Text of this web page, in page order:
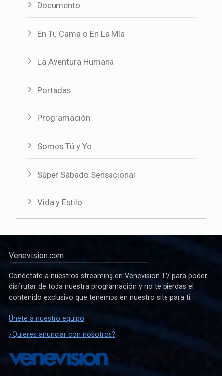
Documento
En Tu Cama o En La Mía
La Aventura Humana
Portadas
Programación
Somos Tú y Yo
Súper Sábado Sensacional
Vida y Estilo
Venevision.com
Conéctate a nuestros streaming en Venevision.TV para poder
disfrutar de toda nuestra programación y no te pierdas el
contenido exclusivo que tenemos en nuestro site para ti.
Únete a nuestro equipo
¿Quieres anunciar con nosotros?